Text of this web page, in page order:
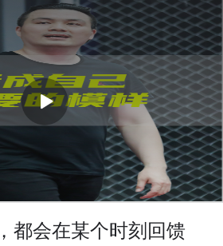
都会在某个时刻回馈